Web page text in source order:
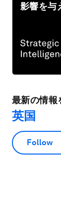
影響を与
最新の情報
英国
Follow